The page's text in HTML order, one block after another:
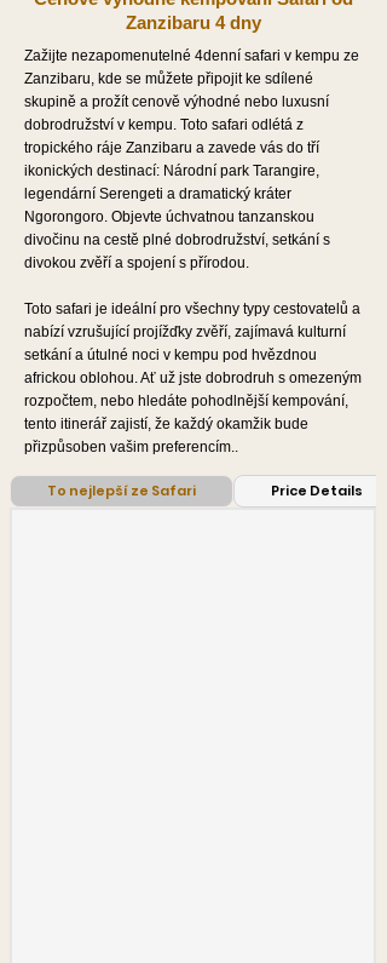
Zanzibaru 4 dny
Zažijte nezapomenutelné 4denní safari v kempu ze
Zanzibaru, kde se můžete připojit ke sdílené
skupině a prožít cenově výhodné nebo luxusní
dobrodružství v kempu. Toto safari odlétá z
tropického ráje Zanzibaru a zavede vás do tří
ikonických destinací: Národní park Tarangire,
legendární Serengeti a dramatický kráter
Ngorongoro. Objevte úchvatnou tanzanskou
divočinu na cestě plné dobrodružství, setkání s
divokou zvěří a spojení s přírodou.
Toto safari je ideální pro všechny typy cestovatelů a
nabízí vzrušující projížďky zvěří, zajímavá kulturní
setkání a útulné noci v kempu pod hvězdnou
africkou oblohou. Ať už jste dobrodruh s omezeným
rozpočtem, nebo hledáte pohodlnější kempování,
tento itinerář zajistí, že každý okamžik bude
přizpůsoben vašim preferencím..
To nejlepší ze Safari Price Details